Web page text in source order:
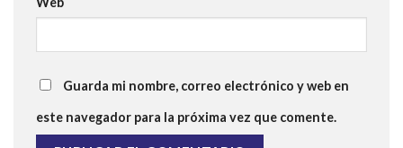
Guarda mi nombre, correo electrónico y web en
este navegador para la próxima vez que comente.